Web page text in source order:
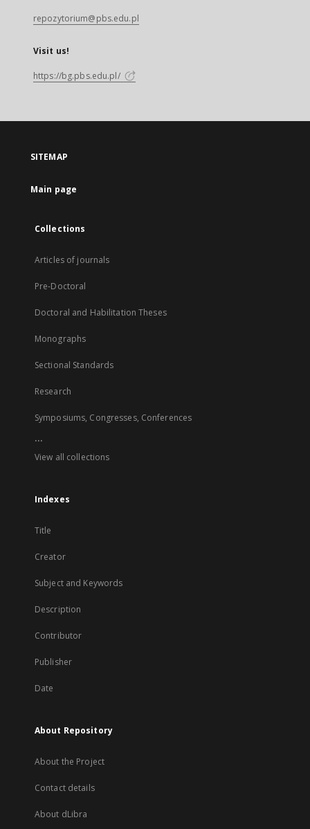
repozytorium@pbs.edu.pl
Visit us!
https://bg.pbs.edu.pl/
SITEMAP
Main page
Collections
Articles of journals
Pre-Doctoral
Doctoral and Habilitation Theses
Monographs
Sectional Standards
Research
Symposiums, Congresses, Conferences
...
View all collections
Indexes
Title
Creator
Subject and Keywords
Description
Contributor
Publisher
Date
About Repository
About the Project
Contact details
About dLibra